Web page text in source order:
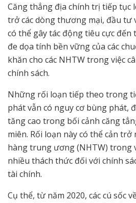
Căng thẳng địa chính trị tiếp tục
trở các dòng thương mại, đầu tư
có thể gây tác động tiêu cực
đe dọa tính bền vững của các
khăn cho các NHTW trong việc
chính sách.
Những rối loạn tiếp theo trong
phát vẫn có nguy cơ bùng phát,
tăng cao trong bối cảnh căng
miên. Rối loạn này có thể cản trở
hàng trung ương (NHTW) trong
nhiều thách thức đối với chính
tài chính.
Cụ thể, từ năm 2020, các cú sốc